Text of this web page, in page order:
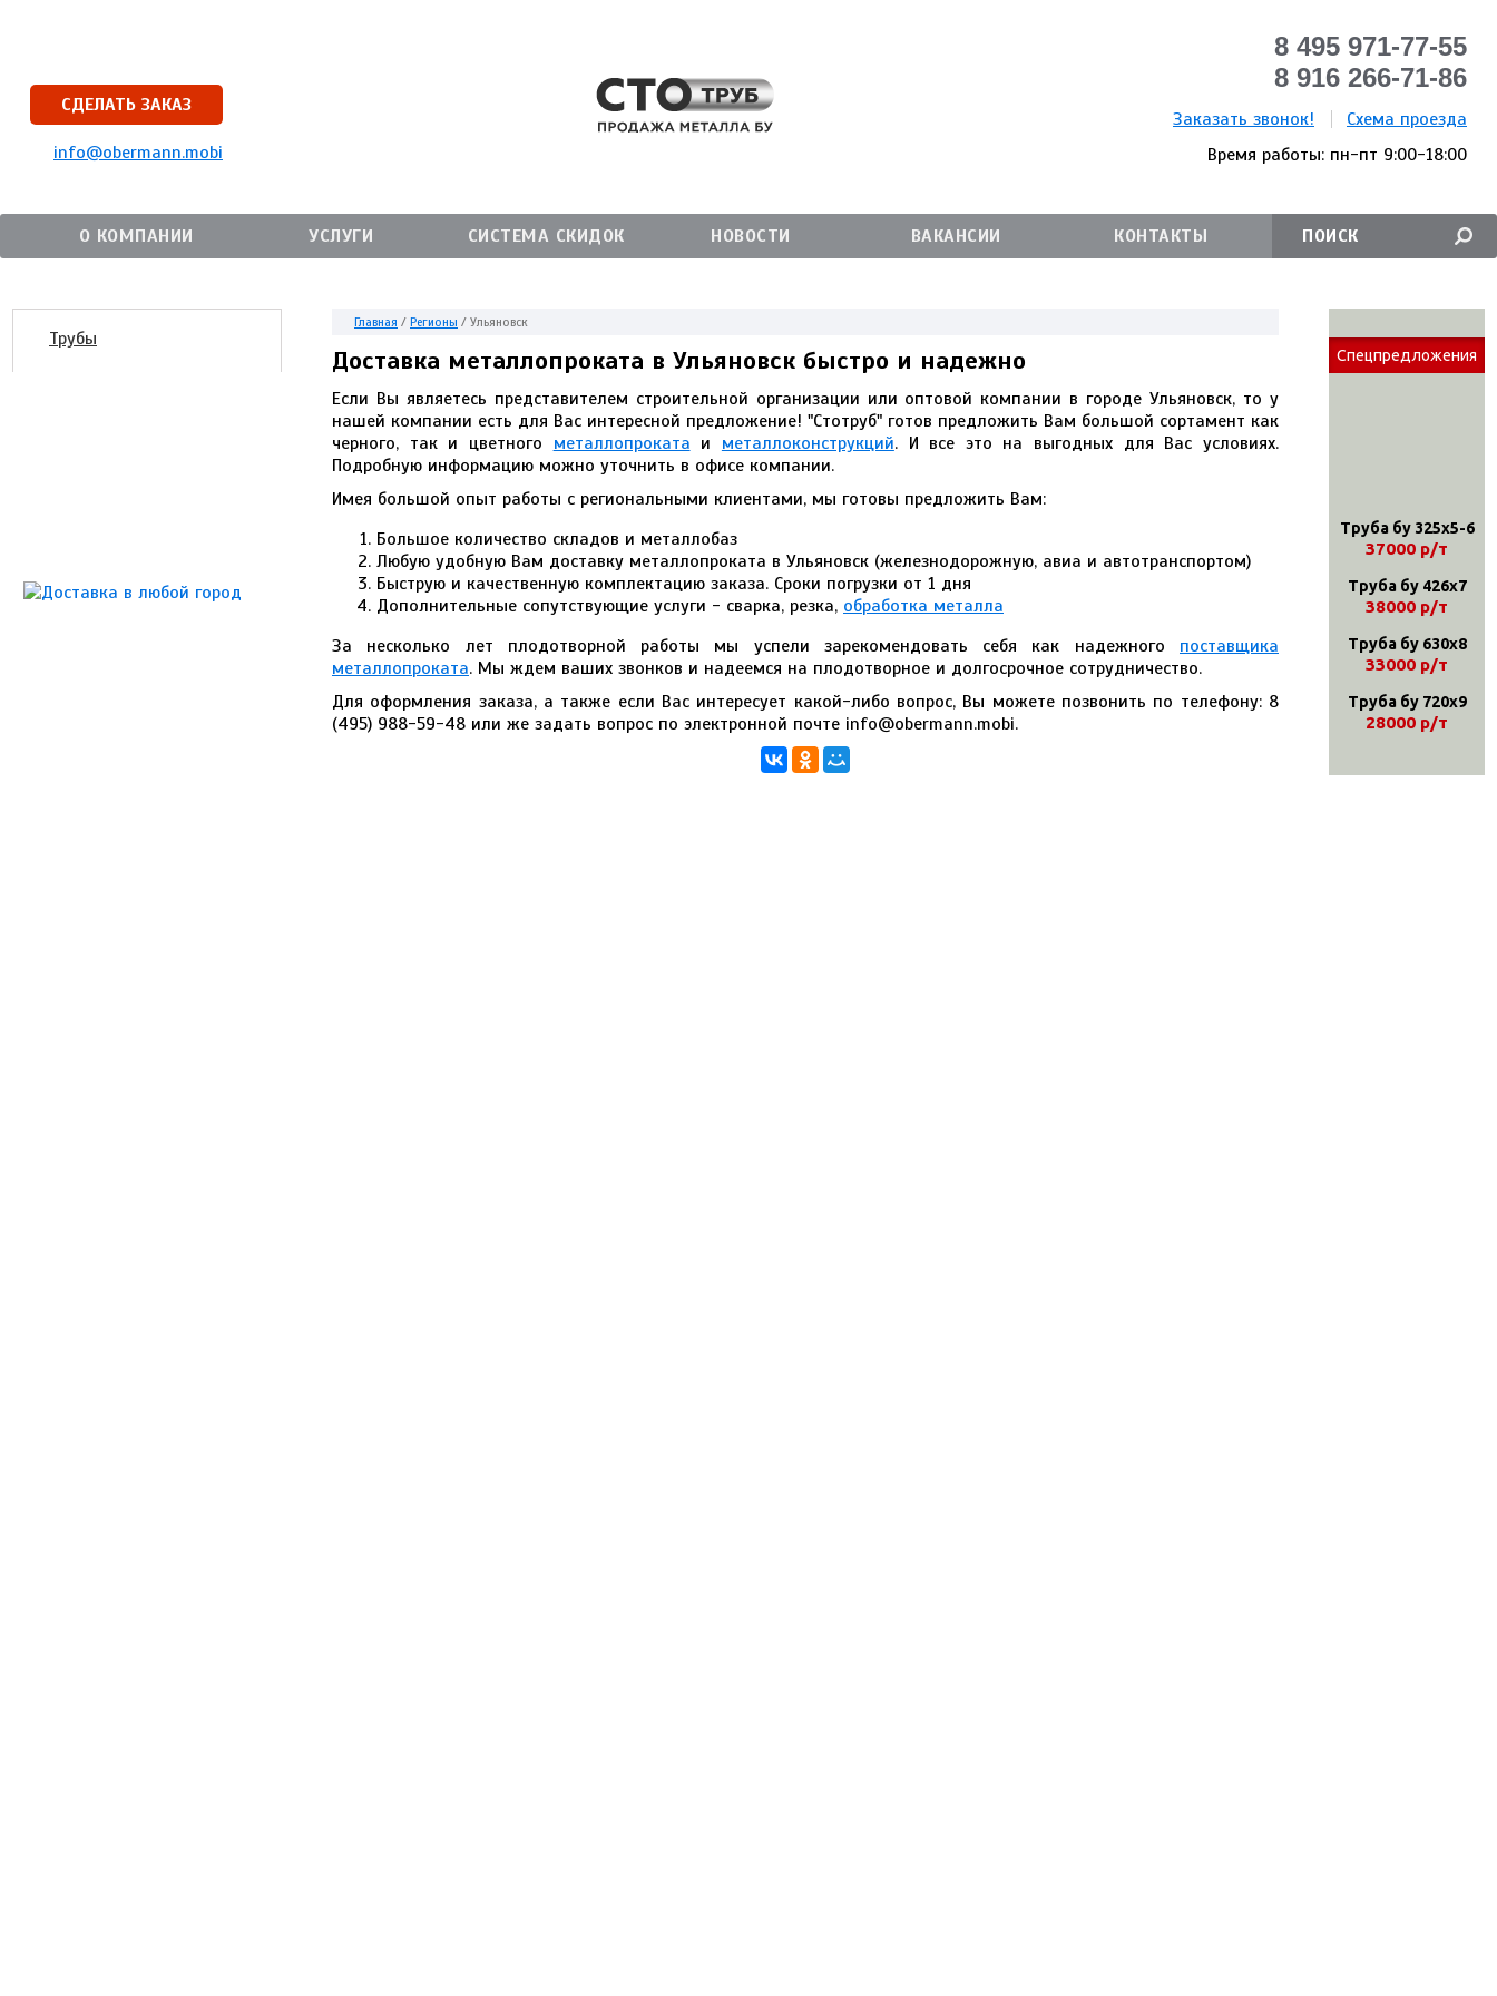
СДЕЛАТЬ ЗАКАЗ
info@obermann.mobi
8 495 971-77-55
8 916 266-71-86
Заказать звонок!
Схема проезда
Время работы: пн-пт 9:00-18:00
О КОМПАНИИ УСЛУГИ СИСТЕМА СКИДОК НОВОСТИ ВАКАНСИИ КОНТАКТЫ
Трубы
Главная / Регионы / Ульяновск
Доставка металлопроката в Ульяновск быстро и надежно
Если Вы являетесь представителем строительной организации или оптовой компании в городе Ульяновск, то у
нашей компании есть для Вас интересной предложение! "Стотруб" готов предложить Вам большой сортамент как
черного, так и цветного металлопроката и металлоконструкций. И все это на выгодных для Вас условиях.
Подробную информацию можно уточнить в офисе компании.
Имея большой опыт работы с региональными клиентами, мы готовы предложить Вам:
Большое количество складов и металлобаз
Любую удобную Вам доставку металлопроката в Ульяновск (железнодорожную, авиа и автотранспортом)
Быструю и качественную комплектацию заказа. Сроки погрузки от 1 дня
Дополнительные сопутствующие услуги - сварка, резка, обработка металла
За несколько лет плодотворной работы мы успели зарекомендовать себя как надежного поставщика
металлопроката. Мы ждем ваших звонков и надеемся на плодотворное и долгосрочное сотрудничество.
Для оформления заказа, а также если Вас интересует какой-либо вопрос, Вы можете позвонить по телефону: 8
(495) 988-59-48 или же задать вопрос по электронной почте info@obermann.mobi.
Спецпредложения
Труба бу 325х5-6
37000 р/т
Труба бу 426х7
38000 р/т
Труба бу 630х8
33000 р/т
Труба бу 720х9
28000 р/т